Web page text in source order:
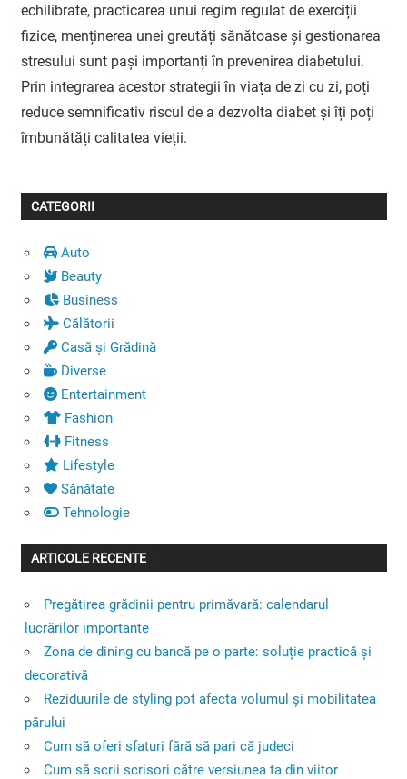
echilibrate, practicarea unui regim regulat de exerciții
fizice, menținerea unei greutăți sănătoase și gestionarea
stresului sunt pași importanți în prevenirea diabetului.
Prin integrarea acestor strategii în viața de zi cu zi, poți
reduce semnificativ riscul de a dezvolta diabet și îți poți
îmbunătăți calitatea vieții.
CATEGORII
Auto
Beauty
Business
Călătorii
Casă și Grădină
Diverse
Entertainment
Fashion
Fitness
Lifestyle
Sănătate
Tehnologie
ARTICOLE RECENTE
Pregătirea grădinii pentru primăvară: calendarul
lucrărilor importante
Zona de dining cu bancă pe o parte: soluție practică și
decorativă
Reziduurile de styling pot afecta volumul și mobilitatea
părului
Cum să oferi sfaturi fără să pari că judeci
Cum să scrii scrisori către versiunea ta din viitor